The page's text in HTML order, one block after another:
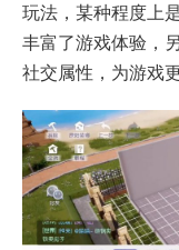
玩法，某种程度上
丰富了游戏体验，
社交属性，为游戏